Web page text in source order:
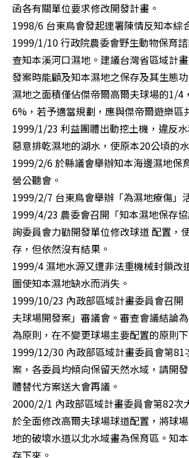
函各有關單位要求修改開發計畫。
1998/6 台東鳥會發起連署陳情反知本綜
1999/1/10 行政院農委會野生動物保育
查知本溪河口濕地。建議台灣省區域計
發案時能顧及知本濕地之保存及其生態
濕地之面積僅佔傑帝爾高爾夫球場的1/4
6%，若予適當規劃，應與傑帝爾遊樂區
1999/1/23 利益團體出動挖土機，違反水
惡意排乾濕地的湖水，使原本20公頃的
1999/2/6 於縣議會舉辦知本海邊濕地保
營公聽會。
1999/2/7 台東鳥會舉辦「為濕地療傷」
1999/4/23 農委會召開「知本濕地保存
詢委員會力勸開發單位修改球道 配置，
存，但依然沒有結果。
1999/4 濕地水源又遭非法重機械封鎖改
圖使知本濕地缺水而消失。
1999/10/23 內政部區域計畫委員會召開
夫球場開發案」審議會。審查會議結論
為原則，在不變更球場主要配置的原則
1999/12/30 內政部區域計畫委員會第81
案，各委員均傾向保留天然水域，請開
體替代方案送大會再議。
2000/2/1 內政部區域計畫委員會第82次
於全面修改高爾夫球場球道配置，將球
地的破壞水道以北水域畫為保育區。知